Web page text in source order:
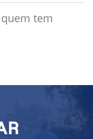
tem